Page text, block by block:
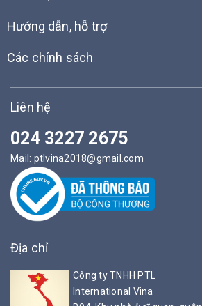
Hướng dẫn, hỗ trợ
Các chính sách
Liên hệ
024 3227 2675
Mail: ptlvina2018@gmail.com
Địa chỉ
Công ty TNHH PTL
International Vina